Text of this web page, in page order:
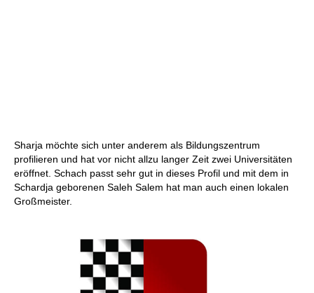
Sharja möchte sich unter anderem als Bildungszentrum
profilieren und hat vor nicht allzu langer Zeit zwei Universitäten
eröffnet. Schach passt sehr gut in dieses Profil und mit dem in
Schardja geborenen Saleh Salem hat man auch einen lokalen
Großmeister.